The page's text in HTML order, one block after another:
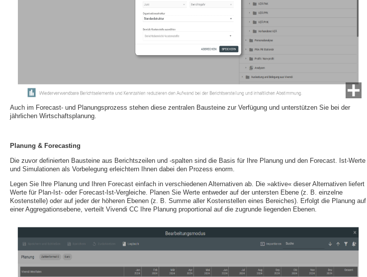
Auch im Forecast- und Planungsprozess stehen diese zentralen Bausteine zur Verfügung und unterstützen Sie bei der
jährlichen Wirtschaftsplanung.
Planung & Forecasting
Die zuvor definierten Bausteine aus Berichtszeilen und -spalten sind die Basis für Ihre Planung und den Forecast. Ist-Werte
und Simulationen als Vorbelegung erleichtern Ihnen dabei den Prozess enorm.
Legen Sie Ihre Planung und Ihren Forecast einfach in verschiedenen Alternativen ab. Die »aktive« dieser Alternativen liefert
Werte für Plan-Ist- oder Forecast-Ist-Vergleiche. Planen Sie Werte entweder auf der untersten Ebene (z. B. einzelne
Kostenstelle) oder auf jeder der höheren Ebenen (z. B. Summe aller Kostenstellen eines Bereiches). Erfolgt die Planung auf
einer Aggregationsebene, verteilt Vivendi CC Ihre Planung proportional auf die zugrunde liegenden Ebenen.